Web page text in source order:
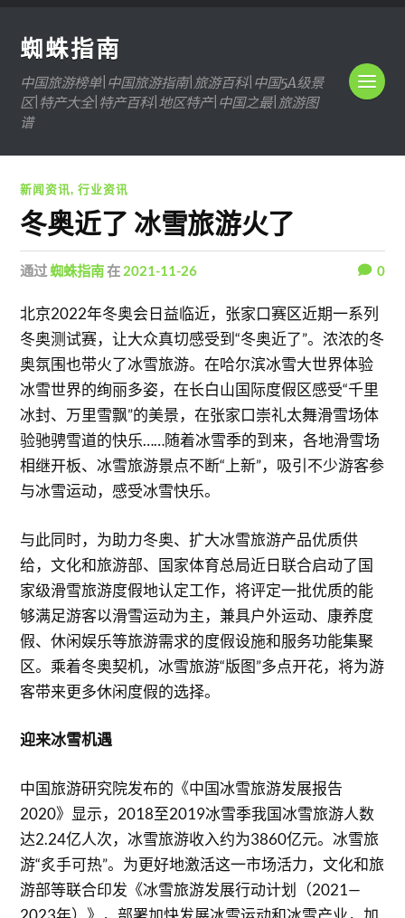
蜘蛛指南
中国旅游榜单|中国旅游指南|旅游百科|中国5A级景
区|特产大全|特产百科|地区特产|中国之最|旅游图
谱
新闻资讯,行业资讯
冬奥近了 冰雪旅游火了
通过蜘蛛指南在 2021-11-26 0
北京2022年冬奥会日益临近，张家口赛区近期一系列
冬奥测试赛，让大众真切感受到“冬奥近了”。浓浓的冬
奥氛围也带火了冰雪旅游。在哈尔滨冰雪大世界体验
冰雪世界的绚丽多姿，在长白山国际度假区感受“千里
冰封、万里雪飘”的美景，在张家口崇礼太舞滑雪场体
验驰骋雪道的快乐……随着冰雪季的到来，各地滑雪场
相继开板、冰雪旅游景点不断“上新”，吸引不少游客参
与冰雪运动，感受冰雪快乐。
与此同时，为助力冬奥、扩大冰雪旅游产品优质供
给，文化和旅游部、国家体育总局近日联合启动了国
家级滑雪旅游度假地认定工作，将评定一批优质的能
够满足游客以滑雪运动为主，兼具户外运动、康养度
假、休闲娱乐等旅游需求的度假设施和服务功能集聚
区。乘着冬奥契机，冰雪旅游“版图”多点开花，将为游
客带来更多休闲度假的选择。
迎来冰雪机遇
中国旅游研究院发布的《中国冰雪旅游发展报告
2020》显示，2018至2019冰雪季我国冰雪旅游人数
达2.24亿人次，冰雪旅游收入约为3860亿元。冰雪旅
游“炙手可热”。为更好地激活这一市场活力，文化和旅
游部等联合印发《冰雪旅游发展行动计划（2021—